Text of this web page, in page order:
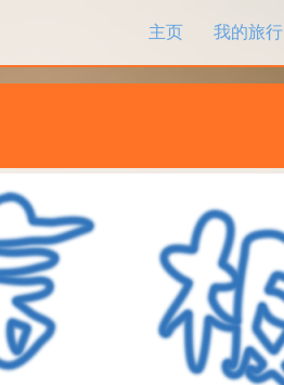
主页
我的旅行